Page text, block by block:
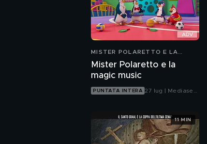
MISTER POLARETTO E LA
Mister Polaretto e la
magic music
PUNTATA INTERA 27 lug | Mediaset
11 MIN